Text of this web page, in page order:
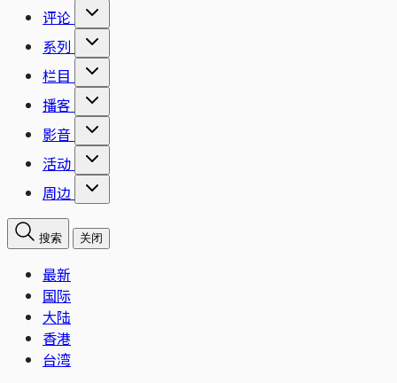
评论
系列
栏目
播客
影音
活动
周边
搜索 关闭
最新
国际
大陆
香港
台湾